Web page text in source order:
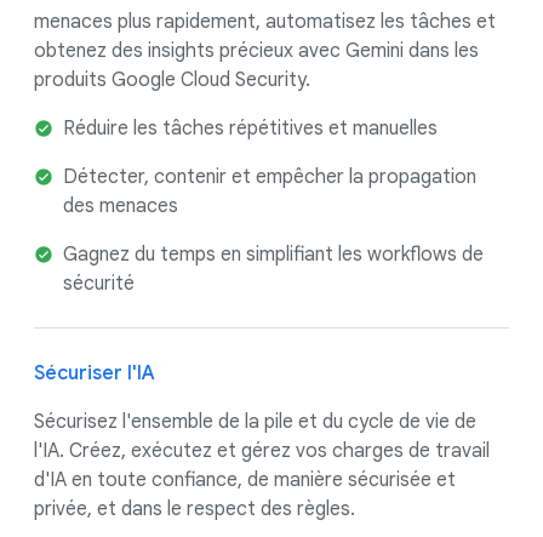
menaces plus rapidement, automatisez les tâches et
obtenez des insights précieux avec Gemini dans les
produits Google Cloud Security.
Réduire les tâches répétitives et manuelles
Détecter, contenir et empêcher la propagation
des menaces
Gagnez du temps en simplifiant les workflows de
sécurité
Sécuriser l'IA
Sécurisez l'ensemble de la pile et du cycle de vie de
l'IA. Créez, exécutez et gérez vos charges de travail
d'IA en toute confiance, de manière sécurisée et
privée, et dans le respect des règles.